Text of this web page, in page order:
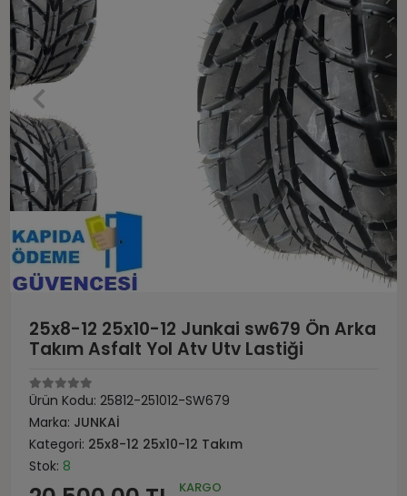
25x8-12 25x10-12 Junkai sw679 Ön Arka
Takım Asfalt Yol Atv Utv Lastiği
Ürün Kodu: 25812-251012-SW679
Marka: JUNKAİ
Kategori: 25x8-12 25x10-12 Takım
Stok: 8
KARGO